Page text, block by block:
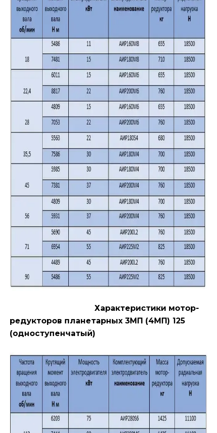
Характеристики мотор-
редукторов планетарных 3МП (4МП) 125
(одноступенчатый)